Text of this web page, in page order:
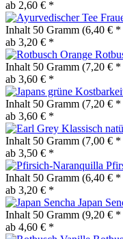
ab 2,60 € *
Inhalt 50 Gramm (6,40 € *
ab 3,20 € *
Inhalt 50 Gramm (7,20 € *
ab 3,60 € *
Inhalt 50 Gramm (7,20 € *
ab 3,60 € *
Inhalt 50 Gramm (7,00 € *
ab 3,50 € *
Inhalt 50 Gramm (6,40 € *
ab 3,20 € *
Japan
Inhalt 50 Gramm (9,20 € *
ab 4,60 € *